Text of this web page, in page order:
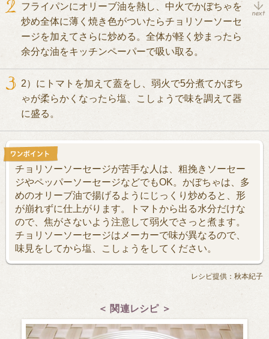
フライパンにオリーブ油を熱し、中火でかぼちゃを
炒め全体に薄く焼き色がついたらチョリソーソーセ
ージを加えてさらに炒める。全体が軽く炒まったら
余分な油をキッチンペーパーで吸い取る。
2）にトマトを加えて蓋をし、弱火で5分煮てかぼち
ゃが柔らかくなったら塩、こしょうで味を調えて器
に盛る。
チョリソーソーセージが苦手な人は、粗挽きソーセー
ジやペッパーソーセージなどでもOK。かぼちゃは、多
めのオリーブ油で揚げるようにじっくり炒めると、形
が崩れずに仕上がります。トマトから出る水分だけな
ので、焦がさないよう注意して弱火でさっと煮ます。
チョリソーソーセージはメーカーで味が異なるので、
味見をしてから塩、こしょうをしてください。
レシピ提供：秋本紀子
＜ 関連レシピ ＞